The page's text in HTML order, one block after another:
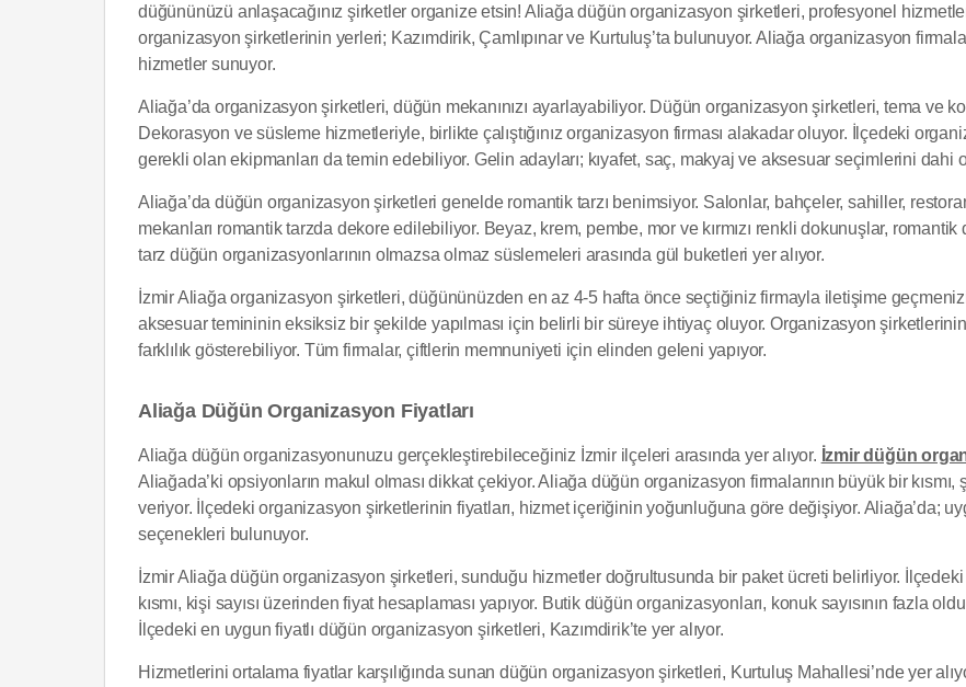
düğününüzü anlaşacağınız şirketler organize etsin! Aliağa düğün organizasyon şirketleri, profesyonel
organizasyon şirketlerinin yerleri; Kazımdirik, Çamlıpınar ve Kurtuluş’ta bulunuyor. Aliağa organizasyon
hizmetler sunuyor.
Aliağa’da organizasyon şirketleri, düğün mekanınızı ayarlayabiliyor. Düğün organizasyon şirketleri, tema ve
Dekorasyon ve süsleme hizmetleriyle, birlikte çalıştığınız organizasyon firması alakadar oluyor. İlçedeki
gerekli olan ekipmanları da temin edebiliyor. Gelin adayları; kıyafet, saç, makyaj ve aksesuar seçimlerini dahi
Aliağa’da düğün organizasyon şirketleri genelde romantik tarzı benimsiyor. Salonlar, bahçeler, sahiller,
mekanları romantik tarzda dekore edilebiliyor. Beyaz, krem, pembe, mor ve kırmızı renkli dokunuşlar,
tarz düğün organizasyonlarının olmazsa olmaz süslemeleri arasında gül buketleri yer alıyor.
İzmir Aliağa organizasyon şirketleri, düğününüzden en az 4-5 hafta önce seçtiğiniz firmayla iletişime
aksesuar temininin eksiksiz bir şekilde yapılması için belirli bir süreye ihtiyaç oluyor. Organizasyon
farklılık gösterebiliyor. Tüm firmalar, çiftlerin memnuniyeti için elinden geleni yapıyor.
Aliağa Düğün Organizasyon Fiyatları
Aliağa düğün organizasyonunuzu gerçekleştirebileceğiniz İzmir ilçeleri arasında yer alıyor. İzmir düğün
Aliağada’ki opsiyonların makul olması dikkat çekiyor. Aliağa düğün organizasyon firmalarının büyük bir kısmı,
veriyor. İlçedeki organizasyon şirketlerinin fiyatları, hizmet içeriğinin yoğunluğuna göre değişiyor. Aliağa’da;
seçenekleri bulunuyor.
İzmir Aliağa düğün organizasyon şirketleri, sunduğu hizmetler doğrultusunda bir paket ücreti belirliyor.
kısmı, kişi sayısı üzerinden fiyat hesaplaması yapıyor. Butik düğün organizasyonları, konuk sayısının fazla
İlçedeki en uygun fiyatlı düğün organizasyon şirketleri, Kazımdirik’te yer alıyor.
Hizmetlerini ortalama fiyatlar karşılığında sunan düğün organizasyon şirketleri, Kurtuluş Mahallesi’nde yer